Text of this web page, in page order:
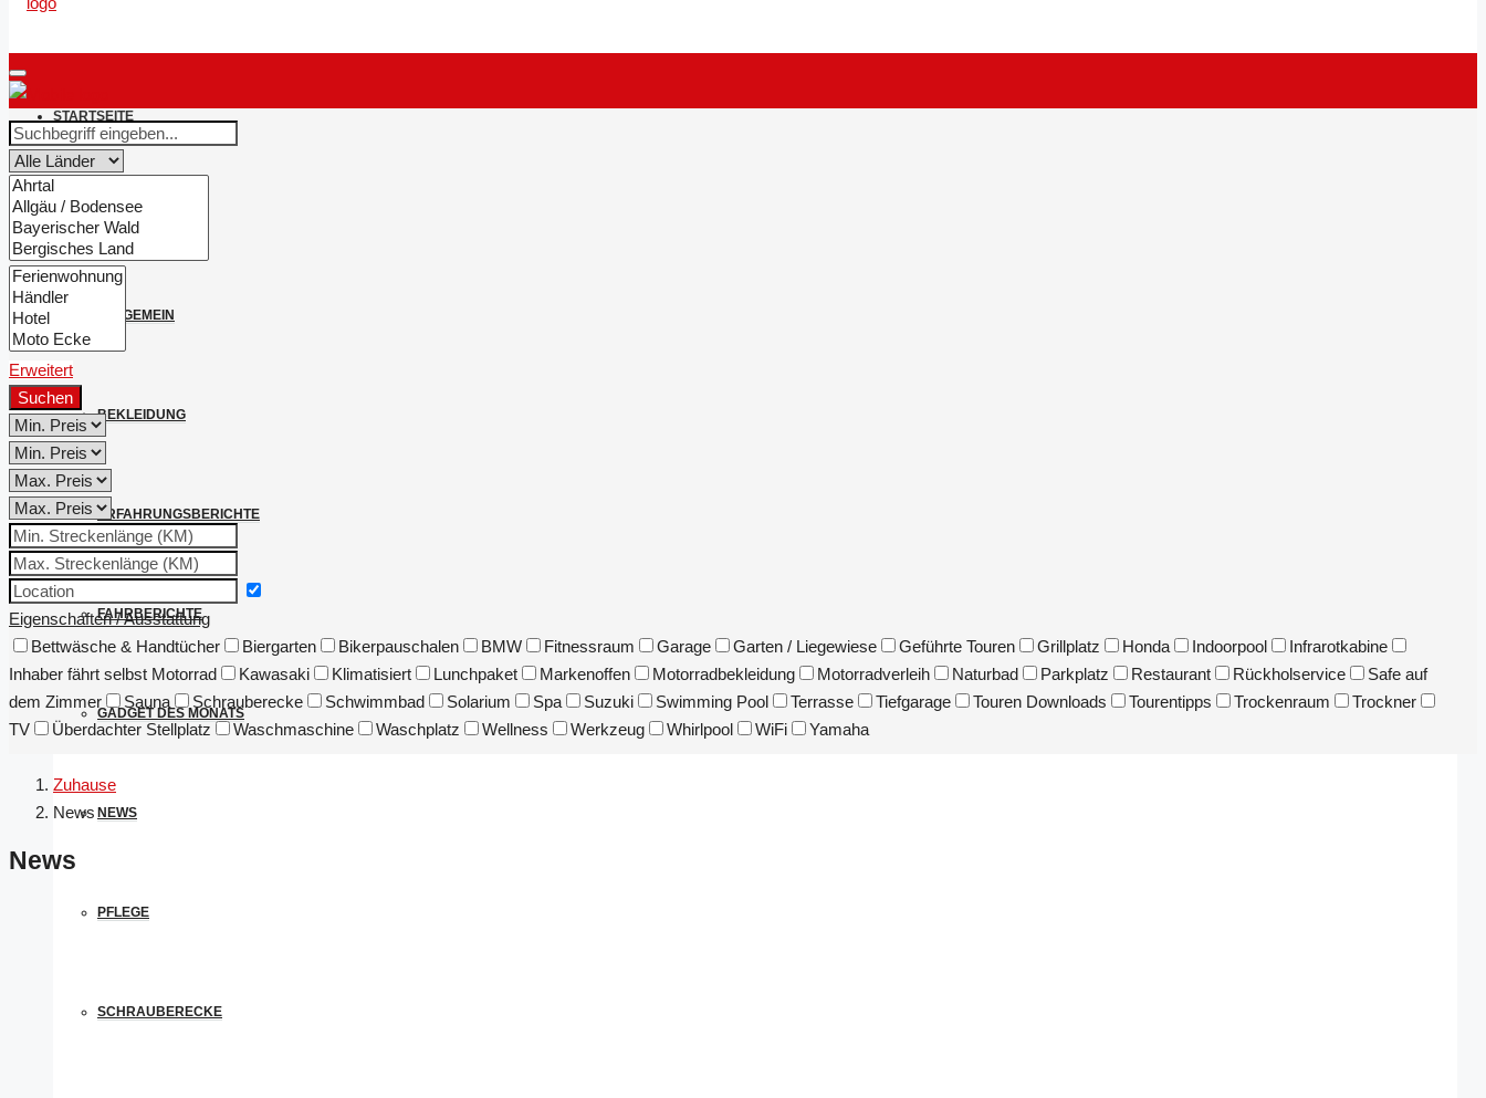
STARTSEITE
NEWS & BERICHTE
ALLGEMEIN
BEKLEIDUNG
ERFAHRUNGSBERICHTE
FAHRBERICHTE
GADGET DES MONATS
NEWS
PFLEGE
SCHRAUBERECKE
Erweitert
Suchen
Eigenschaften / Ausstattung
Bettwäsche & Handtücher
Biergarten Bikerpauschalen BMW Fitnessraum Garage Garten / Liegewiese Geführte Touren Grillplatz Honda Indoorpool
Infrarotkabine
Inhaber fährt selbst Motorrad
Kawasaki Klimatisiert Lunchpaket Markenoffen Motorradbekleidung Motorradverleih Naturbad Parkplatz Restaurant Rückholservice
Safe auf
dem Zimmer
Sauna Schrauberecke Schwimmbad Solarium Spa Suzuki Swimming Pool Terrasse Tiefgarage Touren Downloads Tourentipps Trockenraum
Trockner
TV
Überdachter Stellplatz Waschmaschine Waschplatz Wellness Werkzeug Whirlpool WiFi Yamaha
Zuhause
News
News